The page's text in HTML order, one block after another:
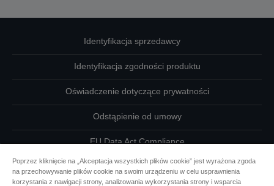
Identyfikacja sprzedawcy
Identyfikacja zgodności produktu
Oświadczenie dotyczące prywatności
Odstąpienie od umowy
EU Data Act Compliance
Skontaktuj się z nami w sprawie swoich danych
Poprzez kliknięcie na „Akceptacja wszystkich plików cookie” jest wyrażona zgoda
na przechowywanie plików cookie na swoim urządzeniu w celu usprawnienia
korzystania z nawigacji strony, analizowania wykorzystania strony i wsparcia